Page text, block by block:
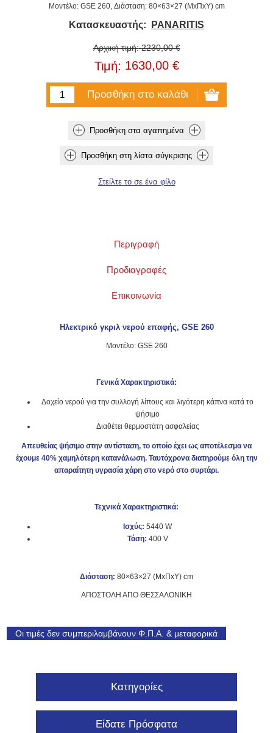
Μοντέλο: GSE 260, Διάσταση: 80×63×27 (ΜxΠxΥ) cm
Κατασκευαστής: PANARITIS
Αρχική τιμή: 2230,00 €
Τιμή: 1630,00 €
Περιγραφή
Προδιαγραφές
Επικοινωνία
Ηλεκτρικό γκριλ νερού επαφής, GSE 260
Μοντέλο: GSE 260
Γενικά Χαρακτηριστικά:
Δοχείο νερού για την συλλογή λίπους και λιγότερη κάπνα κατά το
ψήσιμο
Διαθέτει θερμοστάτη ασφαλείας
Απευθείας ψήσιμο στην αντίσταση, το οποίο έχει ως αποτέλεσμα να
έχουμε 40% χαμηλότερη κατανάλωση. Ταυτόχρονα διατηρούμε όλη την
απαραίτητη υγρασία χάρη στο νερό στο συρτάρι.
Τεχνικά Χαρακτηριστικά:
Ισχύς: 5440 W
Τάση: 400 V
Διάσταση: 80×63×27 (ΜxΠxΥ) cm
ΑΠΟΣΤΟΛΗ ΑΠΟ ΘΕΣΣΑΛΟΝΙΚΗ
Οι τιμές δεν συμπεριλαμβάνουν Φ.Π.Α. & μεταφορικά
Κατηγορίες
Είδατε Πρόσφατα